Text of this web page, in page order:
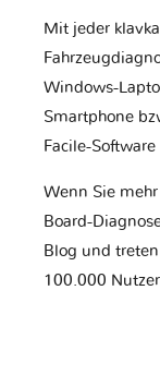
Mit jeder
Windows-
Smartphone
Facile-
Wenn Sie
Board-
Blog und
100.000